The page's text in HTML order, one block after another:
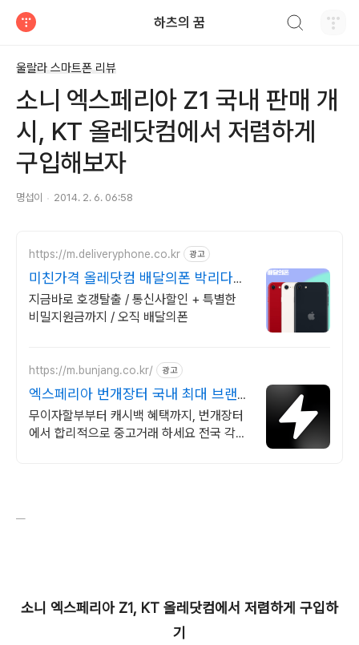
하츠의 꿈
울랄라 스마트폰 리뷰
소니 엑스페리아 Z1 국내 판매 개
시, KT 올레닷컴에서 저렴하게
구입해보자
명섭이 2014. 2. 6. 06:58
https://m.deliveryphone.co.kr 광고
미친가격 올레닷컴 배달의폰 박리다매!
무조건 더 할인!
지금바로 호갱탈출 / 통신사할인 + 특별한
비밀지원금까지 / 오직 배달의폰
https://m.bunjang.co.kr/ 광고
엑스페리아 번개장터 국내 최대 브랜드
중고거래
무이자할부부터 캐시백 혜택까지, 번개장터
에서 합리적으로 중고거래 하세요 전국 각지
소니 엑스페리아 Z1, KT 올레닷컴에서 저렴하게 구입하
기